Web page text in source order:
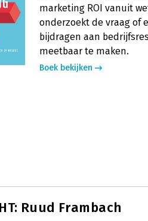
marketing ROI vanuit
onderzoekt de vraag of
bijdragen aan
meetbaar te maken.
Boek bekijken
Ruud Frambach